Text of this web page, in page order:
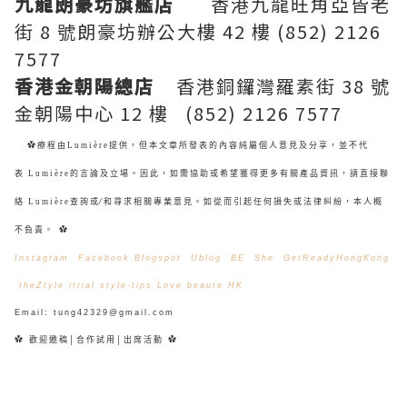
街 8 號朗豪坊辦公大樓 42 樓 (852) 2126
7577
香港金朝陽總店 香港銅鑼灣羅素街 38 號
金朝陽中心 12 樓 (852) 2126 7577
✿療程由 Lumière 提供，但本文章所發表的內容純屬個人意見及分享，並不代
表 Lumière 的言論及立場。因此，如需協助或希望獲得更多有關產品資訊，請直接聯
絡 Lumière 查詢或∕和尋求相關專業意見。如從而引起任何損失或法律糾紛，本人概
不負責。 ✿
Instagram Facebook Blogspot Ublog BE She GetReadyHongKong
theZtyle itrial style-tips Love beaute HK
Email: tung42329@gmail.com
✿ 歡迎邀稿│合作試用│出席活動 ✿